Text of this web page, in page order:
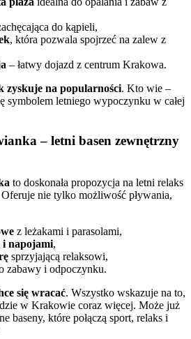
do kąpieli,
, która pozwala spojrzeć na zalew z
– łatwy dojazd z centrum Krakowa.
na popularności. Kto wie –
symbolem letniego wypoczynku w całej
– letni basen zewnętrzny
to doskonała propozycja na letni relaks
nie tylko możliwość pływania,
z leżakami i parasolami,
i napojami,
sprzyjającą relaksowi,
zabawy i odpoczynku.
się wracać. Wszystko wskazuje na to,
w Krakowie coraz więcej. Może już
baseny, które połączą sport, relaks i